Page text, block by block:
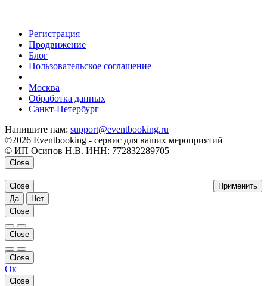
Регистрация
Продвижение
Блог
Пользовательское соглашение
Москва
Обработка данных
Санкт-Петербург
Напишите нам: support@eventbooking.ru
©2026 Eventbooking - сервис для ваших мероприятий
© ИП Осипов Н.В. ИНН: 772832289705
Close
Применить
Close
Да
Нет
Close
Close
Close
Ок
Close